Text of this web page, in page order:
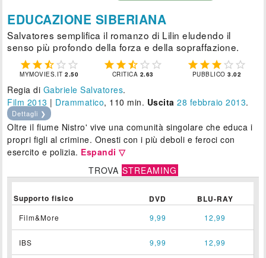
EDUCAZIONE SIBERIANA
Salvatores semplifica il romanzo di Lilin eludendo il
senso più profondo della forza e della sopraffazione.
    
MYMOVIES.IT2.50
    
CRITICA 2.63
    
PUBBLICO3.02
Regia di Gabriele Salvatores.
Film 2013 | Drammatico, 110 min. Uscita 28 febbraio 2013.
Dettagli ❯
Oltre il fiume Nistro' vive una comunità singolare che educa i
propri figli al crimine. Onesti con i più deboli e feroci con
esercito e polizia. Espandi ▽
TROVA STREAMING
Supporto fisico DVD BLU-RAY
Film&More 9,99 12,99
IBS 9,99 12,99